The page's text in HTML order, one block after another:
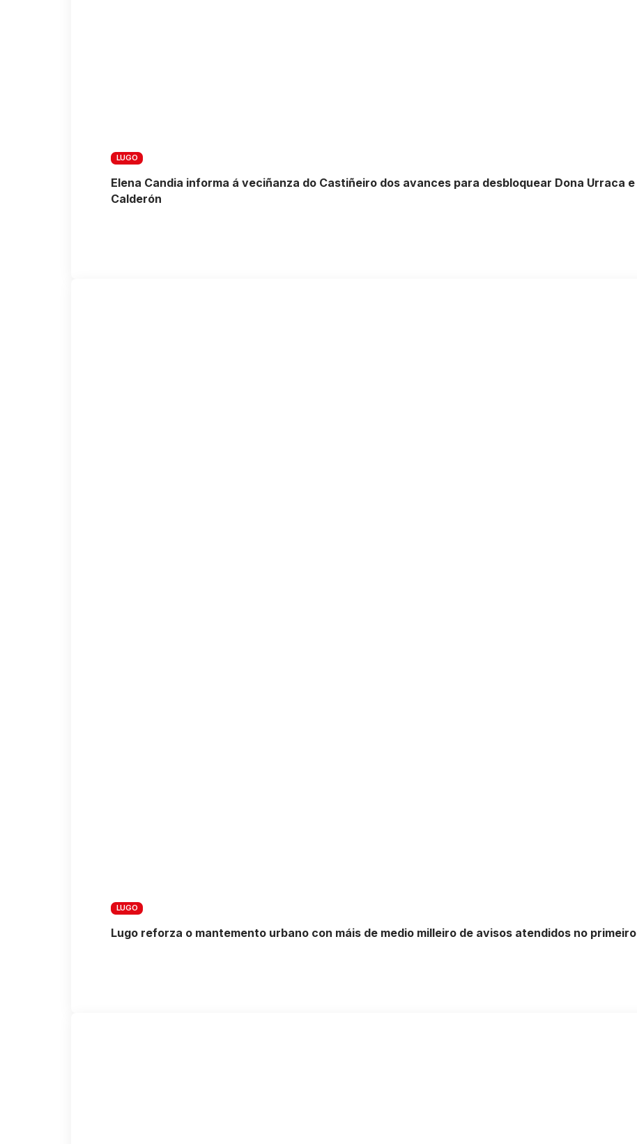
LUGO
Elena Candia informa á veciñanza do Castiñeiro dos avances para desbloquear Dona Urraca
Calderón
LUGO
Lugo reforza o mantemento urbano con máis de medio milleiro de avisos atendidos no